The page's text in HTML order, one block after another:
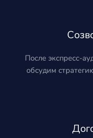
После экспресс-
обсудим